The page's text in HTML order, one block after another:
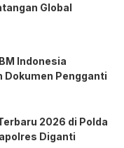
Global
Indonesia
Dokumen Pengganti
2026 di Polda
Diganti